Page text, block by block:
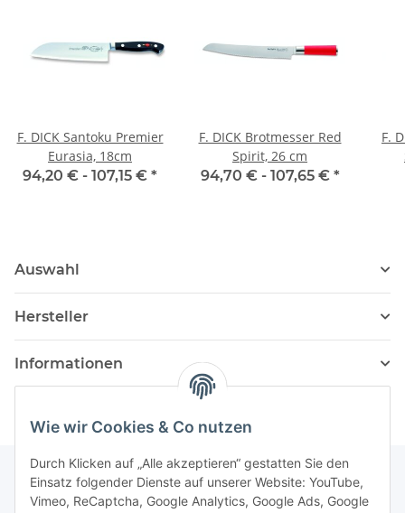
Wie wir Cookies & Co nutzen
Durch Klicken auf „Alle akzeptieren“ gestatten Sie den
Einsatz folgender Dienste auf unserer Website: YouTube,
Vimeo, ReCaptcha, Google Analytics, Google Ads, Google
F. DICK Santoku Premier
Eurasia, 18cm
94,20 € - 107,15 € *
F. DICK Brotmesser Red
Spirit, 26 cm
94,70 € - 107,65 € *
F.
Auswahl
Hersteller
Informationen